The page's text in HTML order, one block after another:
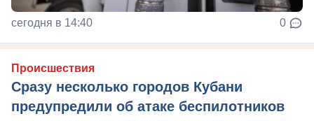
сегодня в 14:40 0
Происшествия
Сразу несколько городов Кубани
предупредили об атаке беспилотников